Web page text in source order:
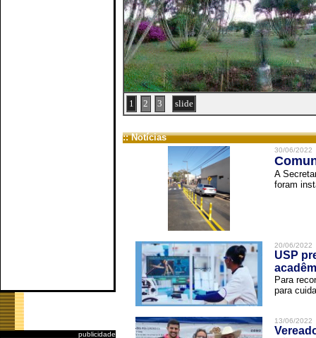
publicidade
1 2 3 slide
:: Notícias
30/06/2022
A
foram
20/06/2022
USP
Para
para
13/06/2022